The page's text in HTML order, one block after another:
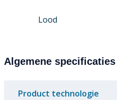
Lood
Algemene specificaties
Product technologie